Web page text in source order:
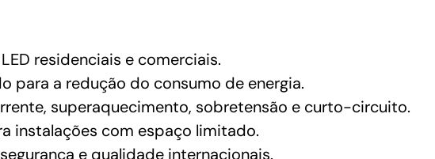
residenciais e comerciais.
para a redução do consumo de energia.
superaquecimento, sobretensão e curto-circuito.
instalações com espaço limitado.
e qualidade internacionais.